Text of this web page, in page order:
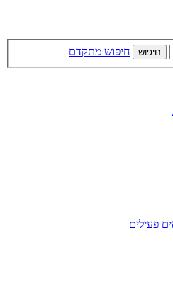
חיפוש חיפוש מתקדם
פעילים